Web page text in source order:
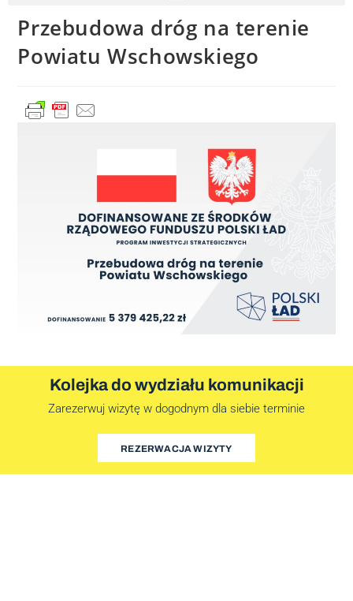
Przebudowa dróg na terenie
Powiatu Wschowskiego
Kolejka do wydziału komunikacji
Zarezerwuj wizytę w dogodnym dla siebie terminie
REZERWACJA WIZYTY